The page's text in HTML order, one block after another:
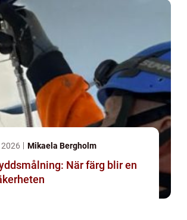
Mikaela Bergholm
När färg blir en